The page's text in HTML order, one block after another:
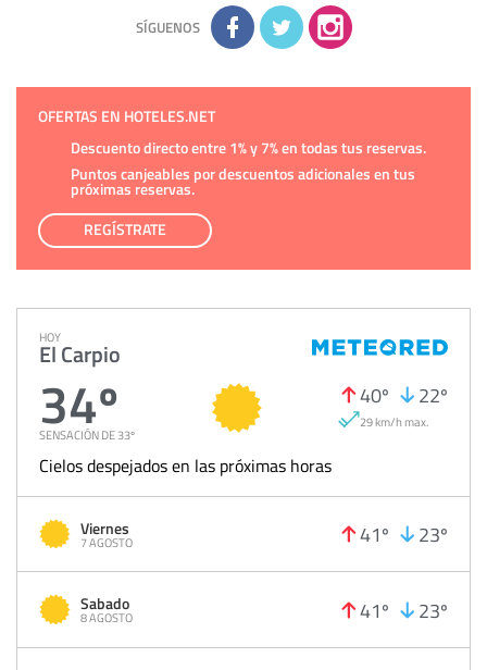
adicional y detallada sobre cómo tratamos sus datos en la
política de privacidad
SÍGUENOS
OFERTAS EN HOTELES.NET
Descuento directo entre 1% y 7% en todas tus reservas.
Puntos canjeables por descuentos adicionales en tus
próximas reservas.
REGÍSTRATE
HOY
El Carpio
34º
SENSACIÓN DE 33º
40º 22º
29 km/h max.
Cielos despejados en las próximas horas
Viernes
7 AGOSTO 41º 23º
Sabado
8 AGOSTO 41º 23º